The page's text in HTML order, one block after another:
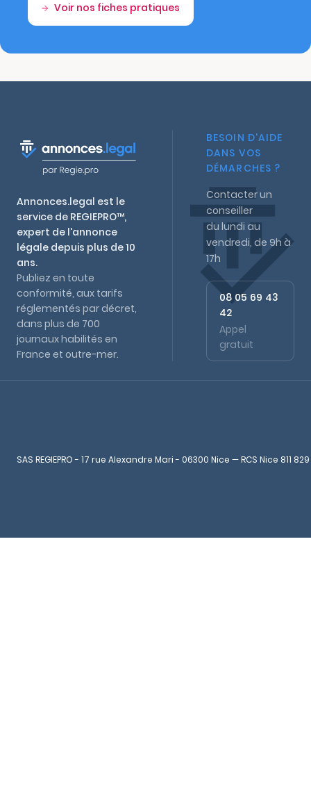
Voir nos fiches pratiques
Annonces.legal est le
service de REGIEPRO™,
expert de l'annonce
légale depuis plus de 10
ans.
Publiez en toute
conformité, aux tarifs
réglementés par décret,
dans plus de 700
journaux habilités en
France et outre-mer.
BESOIN D'AIDE
DANS VOS
DÉMARCHES ?
Contacter un
conseiller
du lundi au
vendredi, de 9h à
17h
08 05 69 43
42
Appel
gratuit
SAS REGIEPRO - 17 rue Alexandre Mari - 06300 Nice — RCS Nice 811